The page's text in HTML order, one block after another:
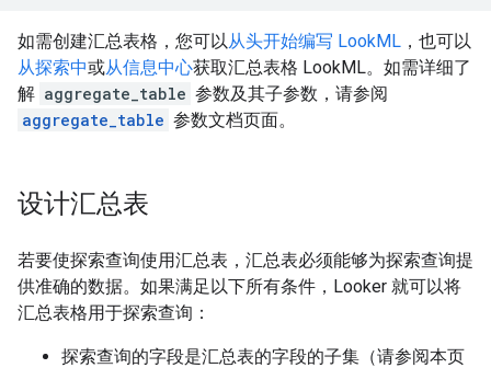
如需创建汇总表格，您可以从头开始编写 LookML ，也可以
从探索中或从信息中心获取汇总表格 LookML。如需详细了
解 aggregate_table 参数及其子参数，请参阅
aggregate_table 参数文档页面。
设计汇总表
若要使探索查询使用汇总表，汇总表必须能够为探索查询提
供准确的数据。如果满足以下所有条件，Looker 就可以将
汇总表格用于探索查询：
探索查询的字段是汇总表的字段的子集（请参阅本页